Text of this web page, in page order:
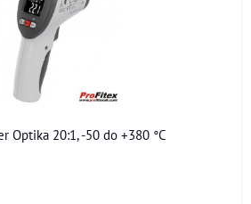
Optika 20:1, -50 do +380 °C